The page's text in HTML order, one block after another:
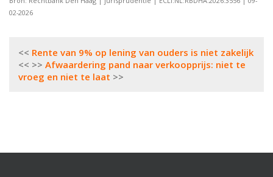
02-2026
Bericht
navigatie
Rente van 9% op lening van ouders is niet zakelijk
Afwaardering pand naar verkoopprijs: niet te
vroeg en niet te laat